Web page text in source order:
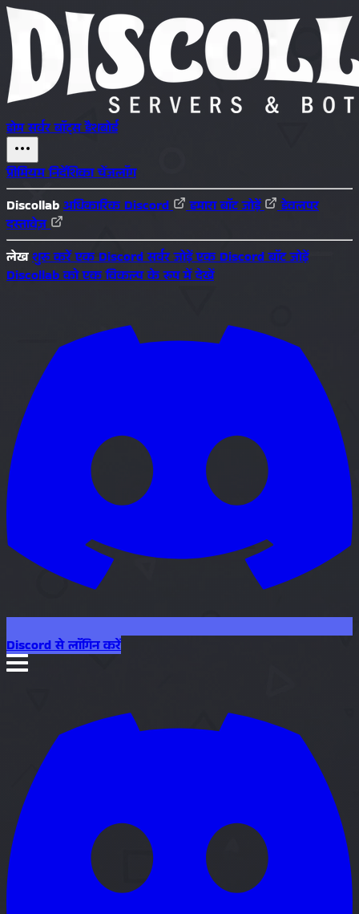
होमसर्वरबॉट्सडैशबोर्ड
प्रीमियमनिर्देशिकाचेंजलॉग
Discollab अधिकारिक Discord हमारा बॉट जोड़ें
डेवलपर
दस्तावेज़
लेखशुरू करेंएक Discord सर्वर जोड़ेंएक Discord बॉट जोड़ें
Discollab को एक विकल्प के रूप में देखें
Discord से लॉगिन करें